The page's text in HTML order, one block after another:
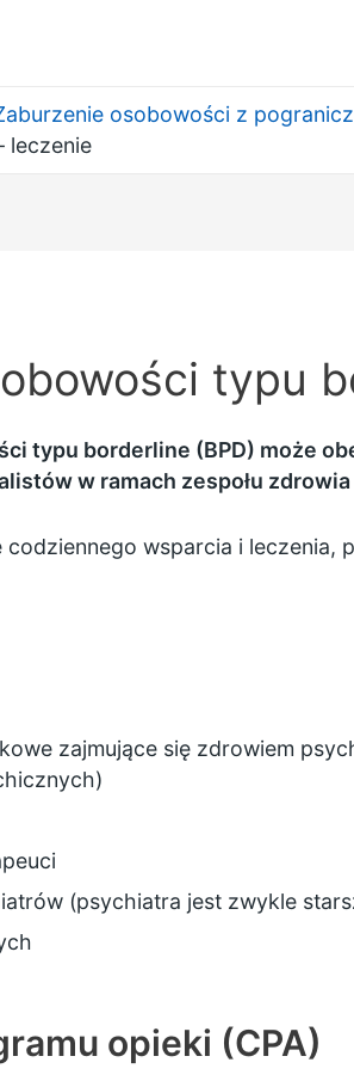
osobowości z
leczenie
typu
typu borderline (BPD) może
w ramach zespołu
codziennego wsparcia i leczenia,
zajmujące się zdrowiem
(psychiatra jest zwykle
opieki (CPA)